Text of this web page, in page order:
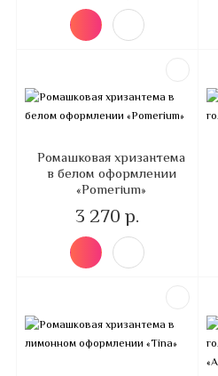
Ромашковая хризантема
в белом оформлении
«Pomerium»
3 270 р.